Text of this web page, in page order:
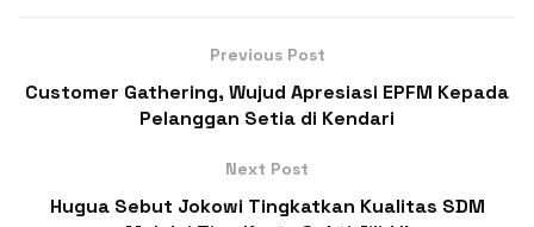
Previous Post
Customer Gathering, Wujud Apresiasi EPFM Kepada
Pelanggan Setia di Kendari
Next Post
Hugua Sebut Jokowi Tingkatkan Kualitas SDM